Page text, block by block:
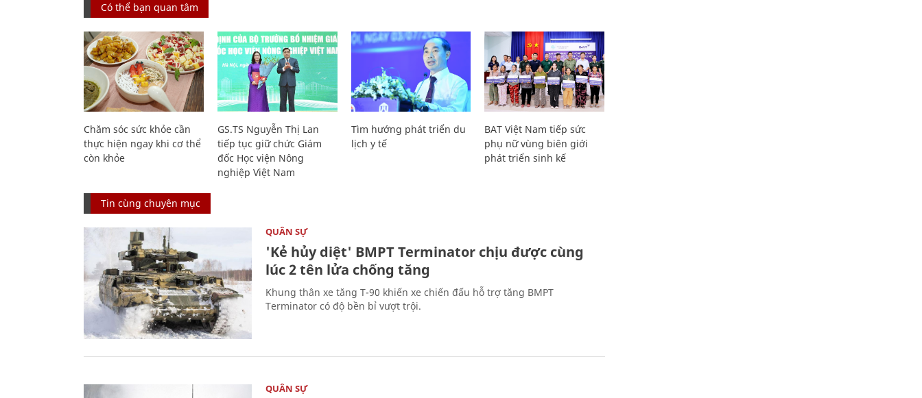
Có thể bạn quan tâm
Chăm sóc sức khỏe cần
thực hiện ngay khi cơ thể
còn khỏe
GS.TS Nguyễn Thị Lan
tiếp tục giữ chức Giám
đốc Học viện Nông
nghiệp Việt Nam
Tìm hướng phát triển du
lịch y tế
BAT Việt Nam tiếp sức
phụ nữ vùng biên giới
phát triển sinh kế
Tin cùng chuyên mục
QUÂN SỰ
'Kẻ hủy diệt' BMPT Terminator chịu được cùng
lúc 2 tên lửa chống tăng
Khung thân xe tăng T-90 khiến xe chiến đấu hỗ trợ tăng BMPT
Terminator có độ bền bỉ vượt trội.
QUÂN SỰ